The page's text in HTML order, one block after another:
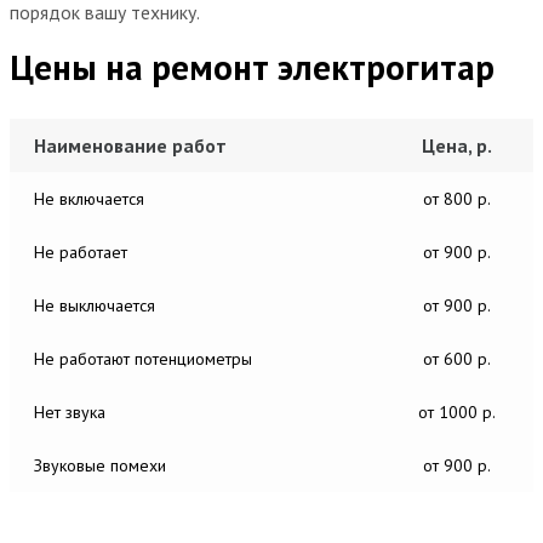
порядок вашу технику.
Цены на ремонт электрогитар
Наименование работ Цена, р.
Не включается от 800 р.
Не работает от 900 р.
Не выключается от 900 р.
Не работают потенциометры от 600 р.
Нет звука от 1000 р.
Звуковые помехи от 900 р.